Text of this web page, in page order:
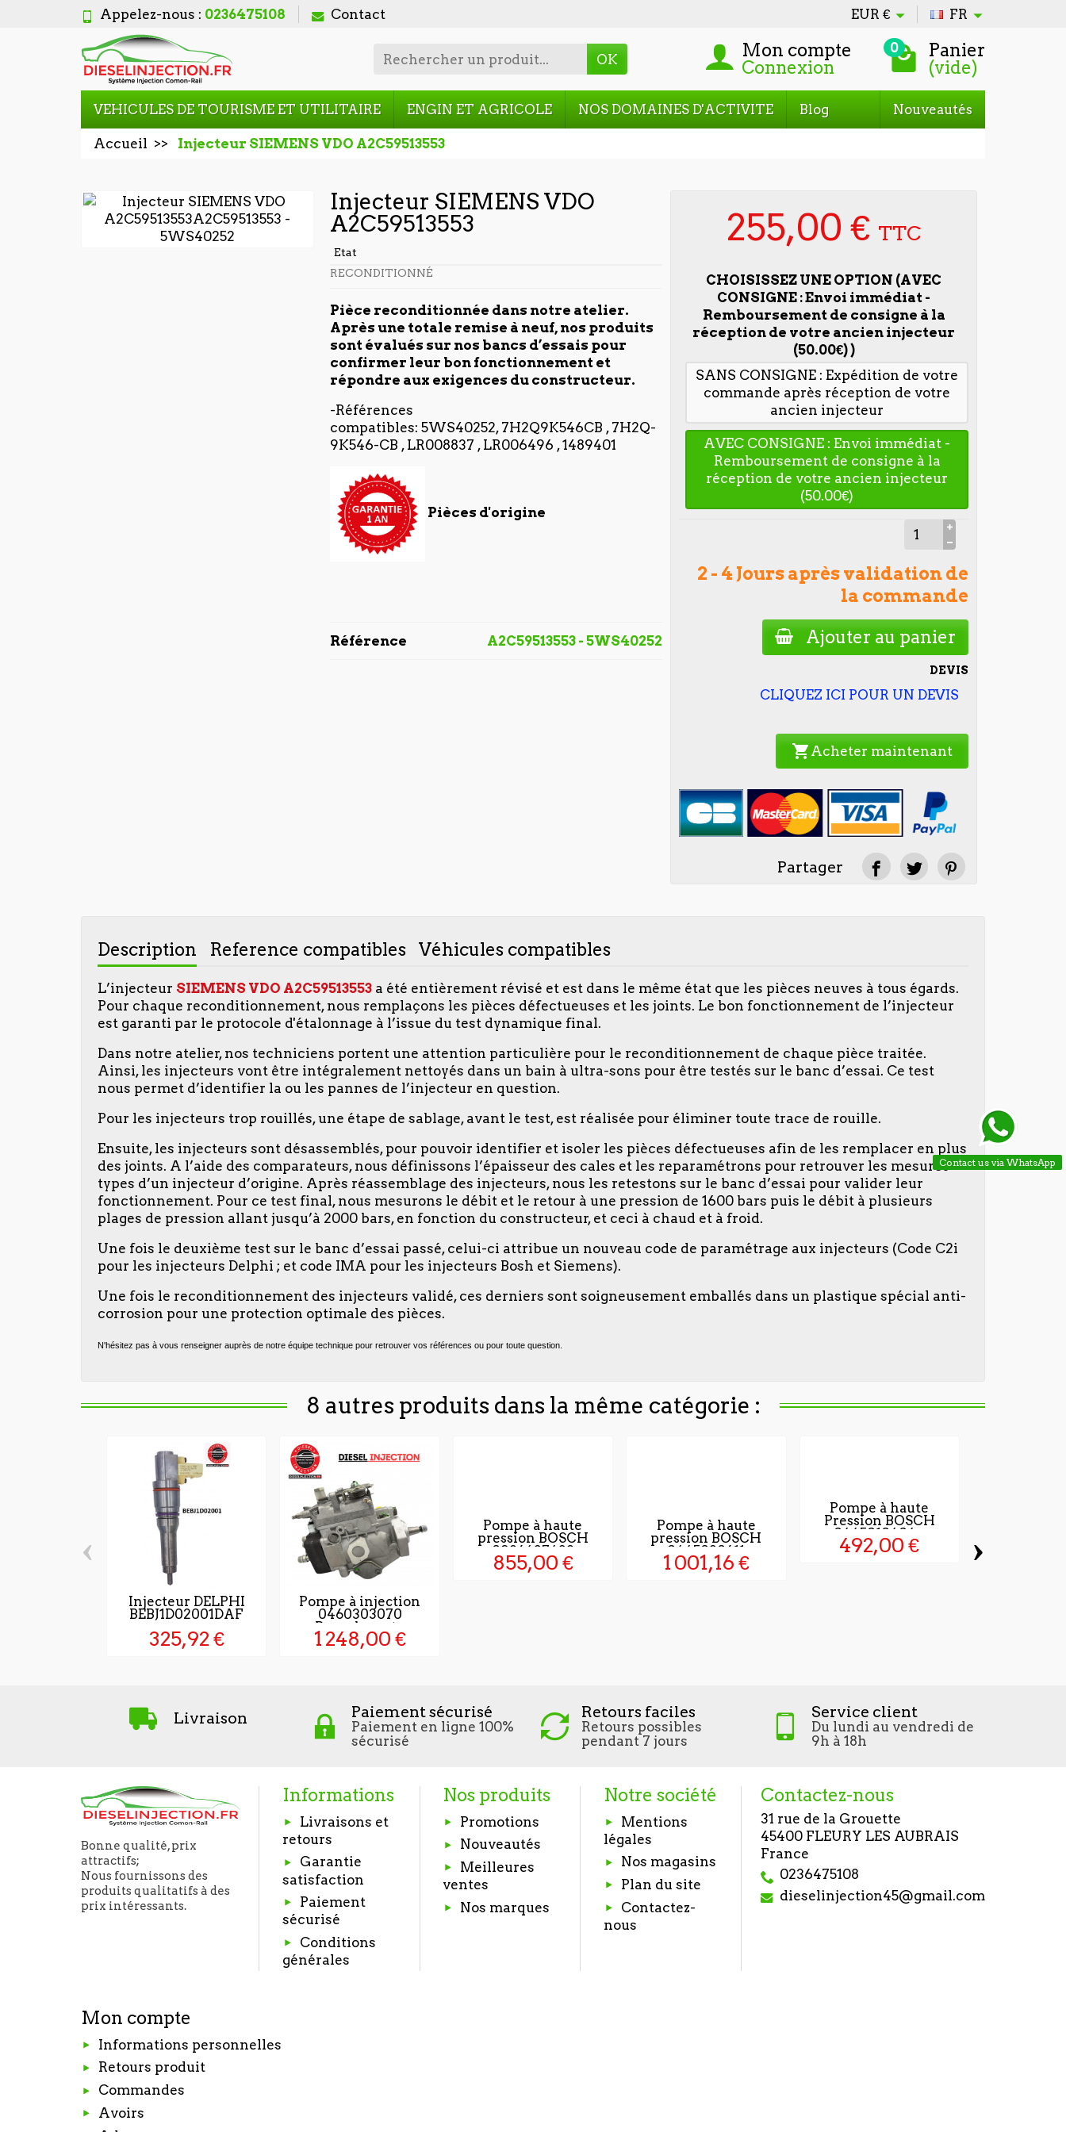
Appelez-nous : 0236475108 Contact EUR € FR
OK Mon compte
Connexion
0 Panier
(vide)
VEHICULES DE TOURISME ET UTILITAIRE ENGIN ET AGRICOLE NOS DOMAINES D'ACTIVITE Blog Nouveautés
Accueil Injecteur SIEMENS VDO A2C59513553
Injecteur SIEMENS VDO
A2C59513553
Etat
RECONDITIONNÉ
Pièce reconditionnée dans notre atelier.
Après une totale remise à neuf, nos produits
sont évalués sur nos bancs d’essais pour
confirmer leur bon fonctionnement et
répondre aux exigences du constructeur.
-Références
compatibles: 5WS40252, 7H2Q9K546CB , 7H2Q-
9K546-CB , LR008837 , LR006496 , 1489401
Pièces d'origine
Référence A2C59513553 - 5WS40252
255,00 € TTC
CHOISISSEZ UNE OPTION (AVEC
CONSIGNE : Envoi immédiat -
Remboursement de consigne à la
réception de votre ancien injecteur
(50.00€) )
SANS CONSIGNE : Expédition de votre
commande après réception de votre
ancien injecteur
AVEC CONSIGNE : Envoi immédiat -
Remboursement de consigne à la
réception de votre ancien injecteur
(50.00€)
2 - 4 Jours après validation de
la commande
Ajouter au panier
DEVIS
CLIQUEZ ICI POUR UN DEVIS
shopping_cart Acheter maintenant
Partager
Description Reference compatibles Véhicules compatibles
L’injecteur SIEMENS VDO A2C59513553 a été entièrement révisé et est dans le même état que les pièces neuves à tous égards.
Pour chaque reconditionnement, nous remplaçons les pièces défectueuses et les joints. Le bon fonctionnement de l’injecteur
est garanti par le protocole d'étalonnage à l’issue du test dynamique final.
Dans notre atelier, nos techniciens portent une attention particulière pour le reconditionnement de chaque pièce traitée.
Ainsi, les injecteurs vont être intégralement nettoyés dans un bain à ultra-sons pour être testés sur le banc d’essai. Ce test
nous permet d’identifier la ou les pannes de l’injecteur en question.
Pour les injecteurs trop rouillés, une étape de sablage, avant le test, est réalisée pour éliminer toute trace de rouille.
Ensuite, les injecteurs sont désassemblés, pour pouvoir identifier et isoler les pièces défectueuses afin de les remplacer en plus
des joints. A l’aide des comparateurs, nous définissons l’épaisseur des cales et les reparamétrons pour retrouver les mesures
types d’un injecteur d’origine. Après réassemblage des injecteurs, nous les retestons sur le banc d’essai pour valider leur
fonctionnement. Pour ce test final, nous mesurons le débit et le retour à une pression de 1600 bars puis le débit à plusieurs
plages de pression allant jusqu’à 2000 bars, en fonction du constructeur, et ceci à chaud et à froid.
Une fois le deuxième test sur le banc d’essai passé, celui-ci attribue un nouveau code de paramétrage aux injecteurs (Code C2i
pour les injecteurs Delphi ; et code IMA pour les injecteurs Bosh et Siemens).
Une fois le reconditionnement des injecteurs validé, ces derniers sont soigneusement emballés dans un plastique spécial anti-
corrosion pour une protection optimale des pièces.
N'hésitez pas à vous renseigner auprès de notre équipe technique pour retrouver vos références ou pour toute question.
8 autres produits dans la même catégorie :
Injecteur DELPHI
BEBJ1D02001DAF
325,92 €
Pompe à injection
0460303070
Remplaçente
1 248,00 €
Pompe à haute
pression BOSCH
0986437438
855,00 €
Pompe à haute
pression BOSCH
0445020611
1 001,16 €
Pompe à haute
Pression BOSCH
0445010404...
492,00 €
‹ ›
Livraison Paiement sécurisé
Paiement en ligne 100%
sécurisé
Retours faciles
Retours possibles
pendant 7 jours
Service client
Du lundi au vendredi de
9h à 18h
Bonne qualité, prix
attractifs;
Nous fournissons des
produits qualitatifs à des
prix intéressants.
Informations
Livraisons et
retours
Garantie
satisfaction
Paiement
sécurisé
Conditions
générales
Nos produits
Promotions
Nouveautés
Meilleures
ventes
Nos marques
Notre société
Mentions
légales
Nos magasins
Plan du site
Contactez-
nous
Contactez-nous
31 rue de la Grouette
45400 FLEURY LES AUBRAIS
France
0236475108
dieselinjection45@gmail.com
Mon compte
Informations personnelles
Retours produit
Commandes
Avoirs
Contact us via WhatsApp